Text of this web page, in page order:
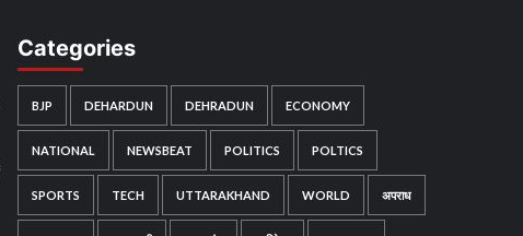
Categories
BJP DEHARDUN DEHRADUN ECONOMY
NATIONAL NEWSBEAT POLITICS POLTICS
SPORTS TECH UTTARAKHAND WORLD अपराध